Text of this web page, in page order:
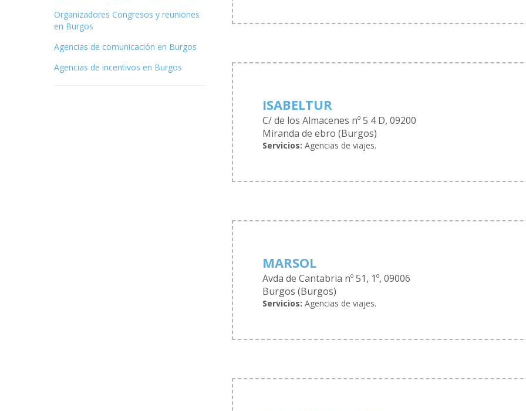
Organizadores Congresos y reuniones
en Burgos
Agencias de comunicación en Burgos
Agencias de incentivos en Burgos
ISABELTUR
C/ de los Almacenes nº 5 4 D, 09200
Miranda de ebro (Burgos)
Servicios: Agencias de viajes.
MARSOL
Avda de Cantabria nº 51, 1º, 09006
Burgos (Burgos)
Servicios: Agencias de viajes.